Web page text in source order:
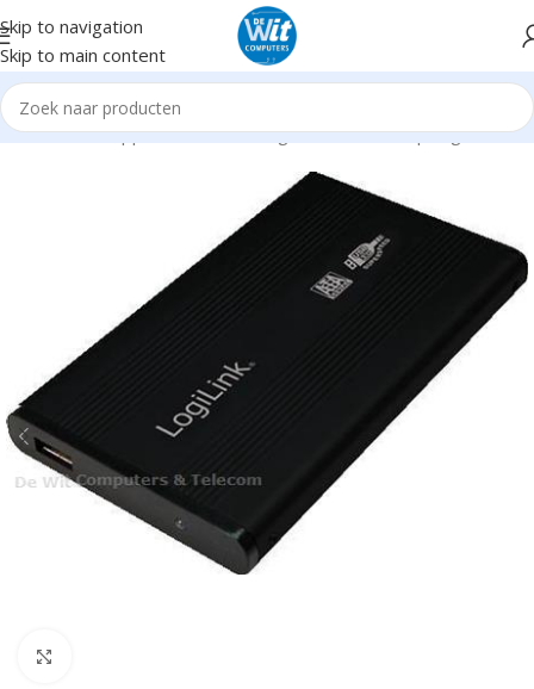
Skip to navigation
Skip to main content
Home Randapparatuur Behuizing t.b.v. externe opslag 2,5"